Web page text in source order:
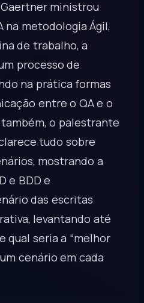
ministrou
na metodologia Ágil,
de trabalho, a
processo de
na prática formas
entre o QA e o
o palestrante
tudo sobre
mostrando a
e BDD e
das escritas
levantando até
qual seria a “melhor
cenário em cada